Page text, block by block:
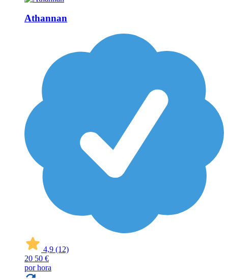
Athannan
4,9 (12)
20 50 €
por hora